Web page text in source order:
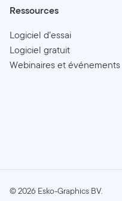
Ressources
Logiciel d’essai
Logiciel gratuit
Webinaires et événements
©2026 Esko-Graphics BV.